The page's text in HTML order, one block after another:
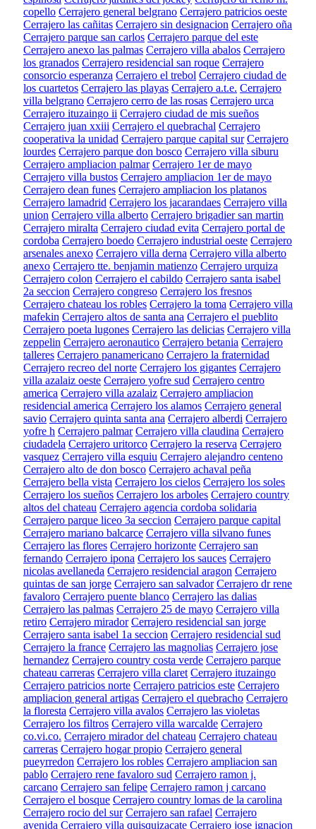
copello Cerrajero general belgrano Cerrajero patricios oeste
Cerrajero las cañitas Cerrajero sin designacion Cerrajero oña
Cerrajero parque san carlos Cerrajero parque del este
Cerrajero anexo las palmas Cerrajero villa abalos Cerrajero
los granados Cerrajero residencial san roque Cerrajero
consorcio esperanza Cerrajero el trebol Cerrajero ciudad de
los cuartetos Cerrajero las playas Cerrajero a.t.e. Cerrajero
villa belgrano Cerrajero cerro de las rosas Cerrajero urca
Cerrajero ituzaingo ii Cerrajero ciudad de mis sueños
Cerrajero juan xxiii Cerrajero el quebrachal Cerrajero
cooperativa la unidad Cerrajero parque capital sur Cerrajero
lourdes Cerrajero parque don bosco Cerrajero villa siburu
Cerrajero ampliacion palmar Cerrajero 1er de mayo
Cerrajero villa bustos Cerrajero ampliacion 1er de mayo
Cerrajero dean funes Cerrajero ampliacion los platanos
Cerrajero lamadrid Cerrajero los jacarandaes Cerrajero villa
union Cerrajero villa alberto Cerrajero brigadier san martin
Cerrajero miralta Cerrajero ciudad evita Cerrajero portal de
cordoba Cerrajero boedo Cerrajero industrial oeste Cerrajero
arsenales anexo Cerrajero villa derna Cerrajero villa alberto
anexo Cerrajero tte. benjamin matienzo Cerrajero urquiza
Cerrajero colon Cerrajero el cabildo Cerrajero santa isabel
2a seccion Cerrajero congreso Cerrajero los fresnos
Cerrajero chateau los robles Cerrajero la toma Cerrajero villa
mafekin Cerrajero altos de santa ana Cerrajero el pueblito
Cerrajero poeta lugones Cerrajero las delicias Cerrajero villa
zeppelin Cerrajero aeronautico Cerrajero betania Cerrajero
talleres Cerrajero panamericano Cerrajero la fraternidad
Cerrajero recreo del norte Cerrajero los gigantes Cerrajero
villa azalaiz oeste Cerrajero yofre sud Cerrajero centro
america Cerrajero villa azalaiz Cerrajero ampliacion
residencial america Cerrajero los alamos Cerrajero general
savio Cerrajero quinta santa ana Cerrajero alberdi Cerrajero
yofre h Cerrajero palmar Cerrajero villa claudina Cerrajero
ciudadela Cerrajero uritorco Cerrajero la reserva Cerrajero
vasquez Cerrajero villa esquiu Cerrajero alejandro centeno
Cerrajero alto de don bosco Cerrajero achaval peña
Cerrajero bella vista Cerrajero los cielos Cerrajero los soles
Cerrajero los sueños Cerrajero los arboles Cerrajero country
altos del chateau Cerrajero agencia cordoba solidaria
Cerrajero parque liceo 3a seccion Cerrajero parque capital
Cerrajero mariano balcarce Cerrajero villa silvano funes
Cerrajero las flores Cerrajero horizonte Cerrajero san
fernando Cerrajero ipona Cerrajero los sauces Cerrajero
nicolas avellaneda Cerrajero residencial aragon Cerrajero
quintas de san jorge Cerrajero san salvador Cerrajero dr rene
favaloro Cerrajero puente blanco Cerrajero las dalias
Cerrajero las palmas Cerrajero 25 de mayo Cerrajero villa
retiro Cerrajero mirador Cerrajero residencial san jorge
Cerrajero santa isabel 1a seccion Cerrajero residencial sud
Cerrajero la france Cerrajero las magnolias Cerrajero jose
hernandez Cerrajero country costa verde Cerrajero parque
chateau carreras Cerrajero villa claret Cerrajero ituzaingo
Cerrajero patricios norte Cerrajero patricios este Cerrajero
ampliacion general artigas Cerrajero el quebracho Cerrajero
la floresta Cerrajero villa avalos Cerrajero las violetas
Cerrajero los filtros Cerrajero villa warcalde Cerrajero
co.vi.co. Cerrajero mirador del chateau Cerrajero chateau
carreras Cerrajero hogar propio Cerrajero general
pueyrredon Cerrajero los robles Cerrajero ampliacion san
pablo Cerrajero rene favaloro sud Cerrajero ramon j.
carcano Cerrajero san felipe Cerrajero ramon j carcano
Cerrajero el bosque Cerrajero country lomas de la carolina
Cerrajero rocio del sur Cerrajero san rafael Cerrajero
avenida Cerrajero villa quisquizacate Cerrajero jose ignacion